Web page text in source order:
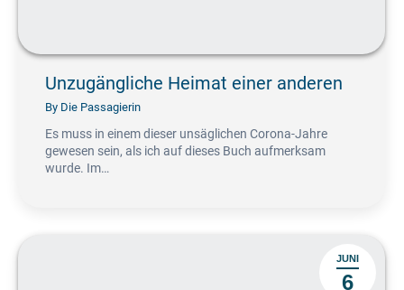
Unzugängliche Heimat einer anderen
By Die Passagierin
Es muss in einem dieser unsäglichen Corona-Jahre
gewesen sein, als ich auf dieses Buch aufmerksam
wurde. Im…
JUNI
6